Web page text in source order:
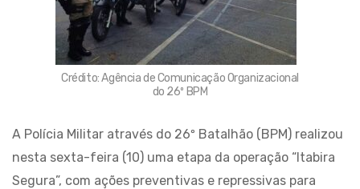
Crédito: Agência de Comunicação Organizacional
do 26º BPM
A Polícia Militar através do 26º Batalhão (BPM) realizou
nesta sexta-feira (10) uma etapa da operação “Itabira
Segura”, com ações preventivas e repressivas para